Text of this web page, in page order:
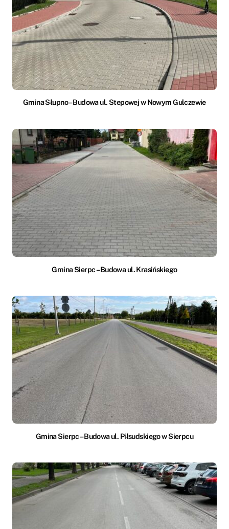
Gmina Słupno – Budowa ul. Stepowej w Nowym Gulczewie
Gmina Sierpc – Budowa ul. Krasińskiego
Gmina Sierpc – Budowa ul. Piłsudskiego w Sierpcu